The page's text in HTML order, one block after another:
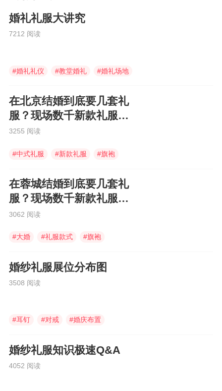
婚礼礼服大讲究
7212 阅读
#婚礼礼仪 #教堂婚礼 #婚礼场地
在北京结婚到底要几套礼
服？现场数千新款礼服教
你选~
3255 阅读
#中式礼服 #新款礼服 #旗袍
在蓉城结婚到底要几套礼
服？现场数千新款礼服任
你选~
3062 阅读
#大婚 #礼服款式 #旗袍
婚纱礼服展位分布图
3508 阅读
#耳钉 #对戒 #婚庆布置
婚纱礼服知识极速Q&A
4052 阅读